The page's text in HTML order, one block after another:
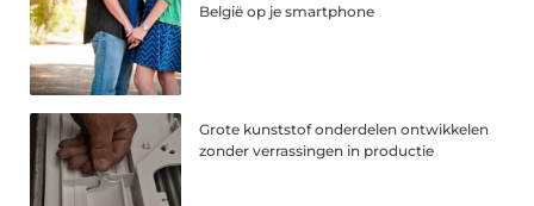
België op je smartphone
Grote kunststof onderdelen ontwikkelen
zonder verrassingen in productie